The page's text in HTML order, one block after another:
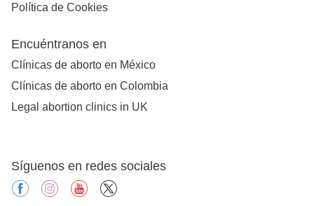
Política de Cookies
Encuéntranos en
Clínicas de aborto en México
Clínicas de aborto en Colombia
Legal abortion clinics in UK
Síguenos en redes sociales
facebookinstagramyoutube